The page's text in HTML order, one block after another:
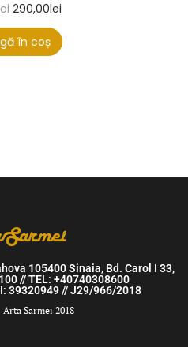
290,00lei
în coș
105400 Sinaia, Bd. Carol I 33,
// TEL: +40740308600
39320949 // J29/966/2018
Sarmei 2018